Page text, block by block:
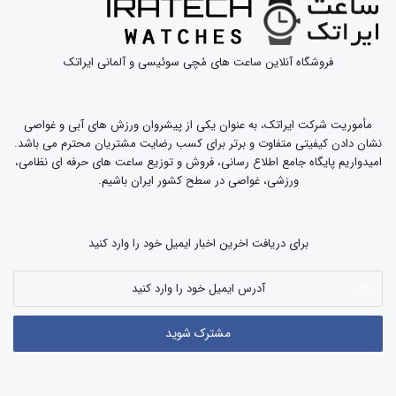
مطالعه کنید و یا به ساعت فروش شخصی خود
مراجعه کنید.
مردان نباید هرگز ساعت خود را محکم بردست
ساعت های مچی زنانه به مانند جواهرات می
توانند بسیار سفت و یا کاملن آزاد بروی مُچ دست
بسته شوند.
۲- انتخاب ساعت مچی مناسب
برای هر موقعیت:
فروشگاه آنلاین ساعت های مُچی سوئیسی و آلمانی ایراتک
مأموریت شرکت ایراتک، به عنوان یکی از پیشروان ورزش های آبی و غواصی
نشان دادن کیفیتی متفاوت و برتر برای کسب رضایت مشتریان محترم می باشد.
امیدواریم پایگاه جامع اطلاع رسانی، فروش و توزیع ساعت های حرفه ای نظامی،
ورزشی، غواصی در سطح کشور ایران باشیم.
برای دریافت اخرین اخبار ایمیل خود را وارد کنید
خود
وارد